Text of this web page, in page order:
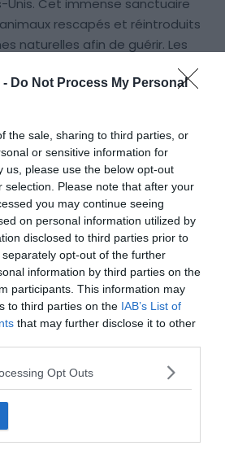
- Do Not Process My Personal
the sale, sharing to third parties, or
or sensitive information for
us, please use the below opt-out
selection. Please note that after your
you may continue seeing
on personal information utilized by
disclosed to third parties prior to
opt-out of the further
information by third parties on the
participants. This information may
to third parties on the IAB’s List of
that may further disclose it to other
Opt Outs
Unis. Cet immense sanctuaire
rescapés et réintroduits
naturelles afin de guérir. Les
lions, des tigres, des ours, des
lynx, etc. depuis une passerelle
le domaine. Bon nombre des
maltraitent les espèces captives.